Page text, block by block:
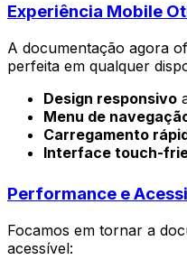
Experiência Mobile
A documentação agora
perfeita em qualquer
Design responsivo
Menu de
Carregamento
Interface touch-
Performance e
Focamos em tornar a
acessível: